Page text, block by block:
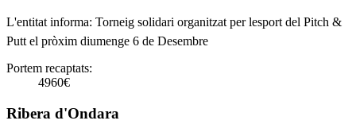
L'entitat informa: Torneig solidari organitzat per lesport del Pitch &
Putt el pròxim diumenge 6 de Desembre
Portem recaptats:
4960€
Ribera d'Ondara